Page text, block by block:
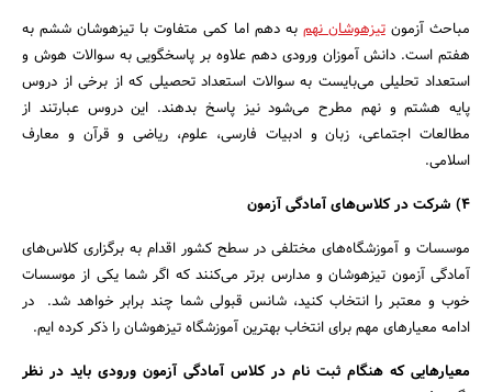
مباحث آزمونتیزهوشان نهم به دهم اما کمی متفاوت با تیزهوشان ششم به
هفتم است. دانش آموزان ورودی دهم علاوه بر پاسخگویی به سوالات هوش و
استعداد تحلیلی می‌بایست به سوالات استعداد تحصیلی که از برخی از دروس
پایه هشتم و نهم مطرح می‌شود نیز پاسخ بدهند. این دروس عبارتند از
مطالعات اجتماعی، زبان و ادبیات فارسی، علوم، ریاضی و قرآن و معارف
اسلامی.
4) شرکت در کلاس‌های آمادگی آزمون
موسسات و آموزشگاه‌های مختلفی در سطح کشور اقدام به برگزاری کلاس‌های
آمادگی آزمون تیزهوشان و مدارس برتر می‌کنند که اگر شما یکی از موسسات
خوب و معتبر را انتخاب کنید، شانس قبولی شما چند برابر خواهد شد. در
ادامه معیارهای مهم برای انتخاب بهترین آموزشگاه تیزهوشان را ذکر کرده ایم.
معیارهایی که هنگام ثبت نام در کلاس آمادگی آزمون ورودی باید در نظر